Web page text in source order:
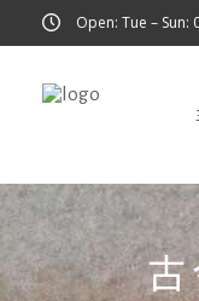
Open: Tue – Sun: